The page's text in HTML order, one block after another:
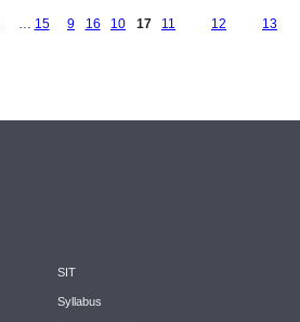
… 9 10 11 12 13
15 16 17
SIT
Syllabus